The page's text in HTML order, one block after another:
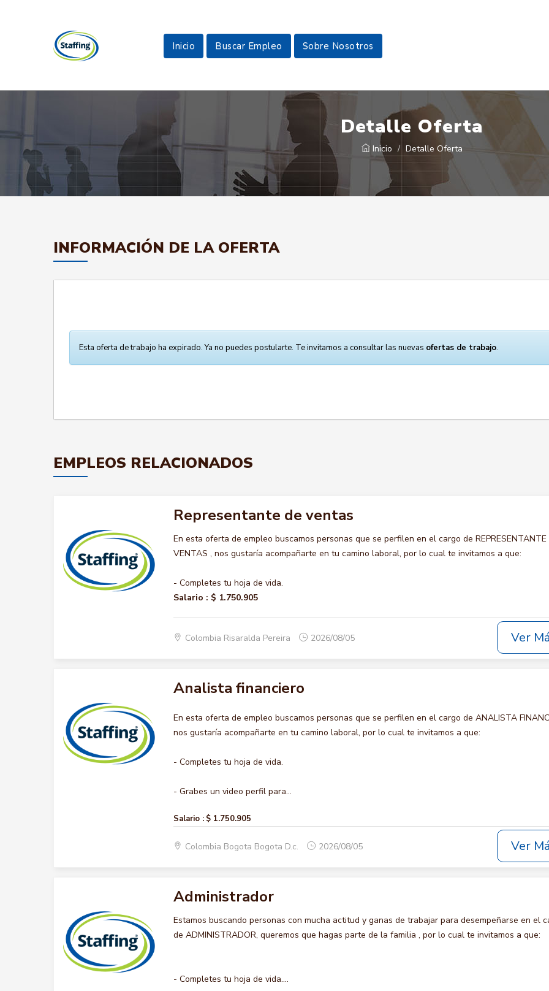
Inicio Buscar Empleo Sobre Nosotros
Detalle Oferta
Inicio Detalle Oferta
INFORMACIÓN DE LA OFERTA
Esta oferta de trabajo ha expirado. Ya no puedes postularte. Te invitamos a consultar las nuevas ofertas de trabajo.
EMPLEOS RELACIONADOS
Representante de ventas
En esta oferta de empleo buscamos personas que se perfilen en el cargo de REPRESENTANTE
VENTAS , nos gustaría acompañarte en tu camino laboral, por lo cual te invitamos a que:
- Completes tu hoja de vida.
Salario : $ 1.750.905
Colombia Risaralda Pereira 2026/08/05 Ver
Analista financiero
En esta oferta de empleo buscamos personas que se perfilen en el cargo de ANALISTA
nos gustaría acompañarte en tu camino laboral, por lo cual te invitamos a que:
- Completes tu hoja de vida.
- Grabes un video perfil para...
Salario : $ 1.750.905
Colombia Bogota Bogota D.c. 2026/08/05 Ver
Administrador
Estamos buscando personas con mucha actitud y ganas de trabajar para desempeñarse en el
de ADMINISTRADOR, queremos que hagas parte de la familia , por lo cual te invitamos a que:
- Completes tu hoja de vida....